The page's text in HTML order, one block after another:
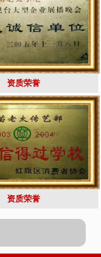
资质荣誉
资质荣誉